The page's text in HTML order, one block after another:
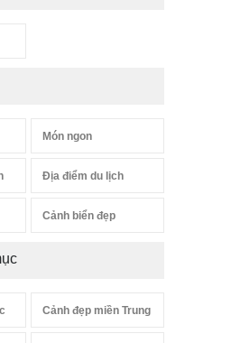
Món ngon
Địa điểm du lịch
Cảnh biển đẹp
Cảnh đẹp miền Trung